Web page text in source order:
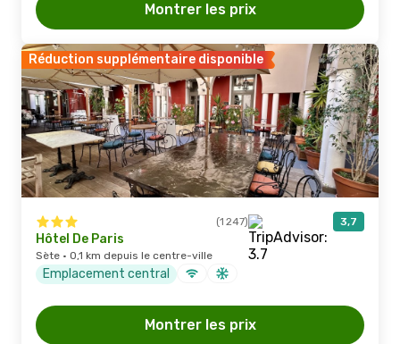
Montrer les prix
Réduction supplémentaire disponible
(1 247) 3,7
Hôtel De Paris
Sète · 0,1 km depuis le centre-ville
Emplacement central
Montrer les prix